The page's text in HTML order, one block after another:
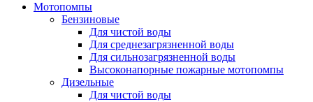
Мотопомпы
Бензиновые
Для чистой воды
Для среднезагрязненной воды
Для сильнозагрязненной воды
Высоконапорные пожарные мотопомпы
Дизельные
Для чистой воды